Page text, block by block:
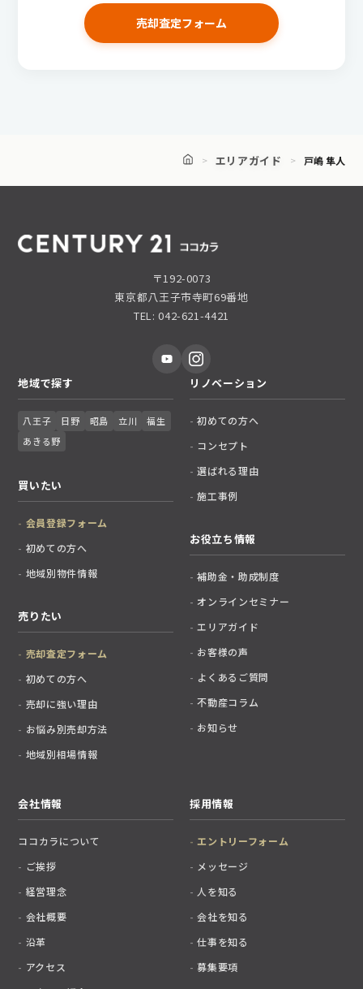
売却査定フォーム
エリアガイド 戸嶋 隼人
〒192-0073
東京都八王子市寺町69番地
TEL: 042-621-4421
地域で探す
八王子 日野 昭島 立川
福生
あきる野
買いたい
会員登録フォーム
初めての方へ
地域別物件情報
売りたい
売却査定フォーム
初めての方へ
売却に強い理由
お悩み別売却方法
地域別相場情報
リノベーション
初めての方へ
コンセプト
選ばれる理由
施工事例
お役立ち情報
補助金・助成制度
オンラインセミナー
エリアガイド
お客様の声
よくあるご質問
不動産コラム
お知らせ
会社情報
ココカラについて
ご挨拶
経営理念
会社概要
沿革
アクセス
採用情報
エントリーフォーム
メッセージ
人を知る
会社を知る
仕事を知る
募集要項